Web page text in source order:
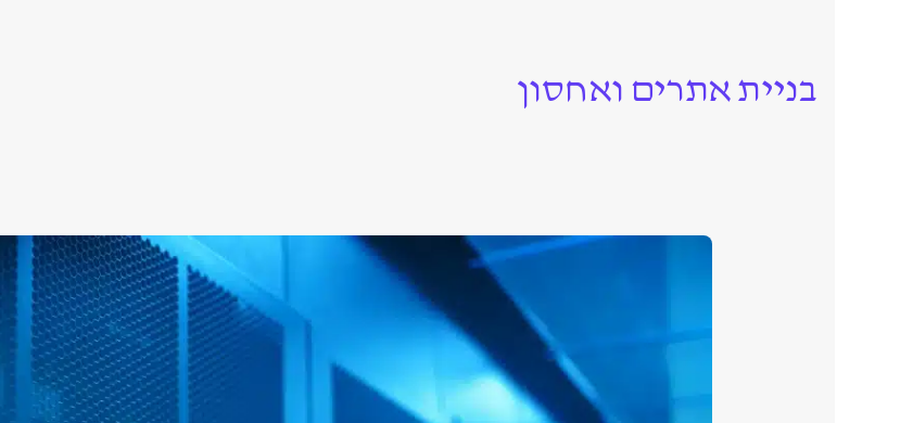
בניית אתרים ואחסון